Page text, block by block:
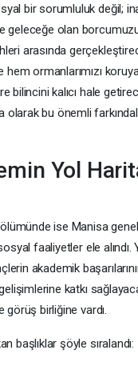
bir sorumluluk değil;
geleceğe olan
arasında
ormanlarımızı
bilincini kalıcı hale
bu önemli
Yol
ise Manisa
faaliyetler ele alındı.
akademik
katkı
görüş birliğine vardı.
başlıklar şöyle sıralandı: